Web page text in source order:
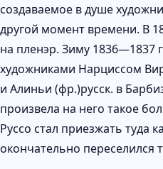
создаваемое в душе
другой момент времени. В
на пленэр. Зиму 1836—1837
художниками Нарциссом
и Алиньи (фр.)русск. в
произвела на него такое
Руссо стал приезжать туда
окончательно переселился